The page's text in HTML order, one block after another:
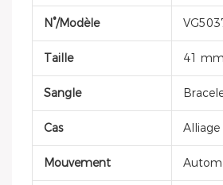
N°/Modèle
Taille 41
Sangle
Cas Alliage
Mouvement